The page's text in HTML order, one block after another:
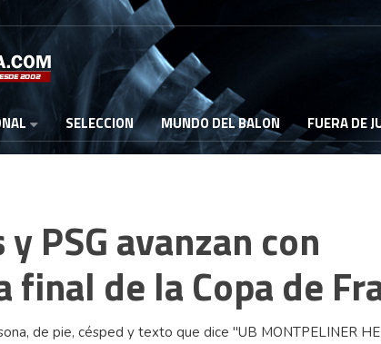
SELECCION MUNDO DEL BALON FUERA DE
PSG avanzan con
de la Copa de